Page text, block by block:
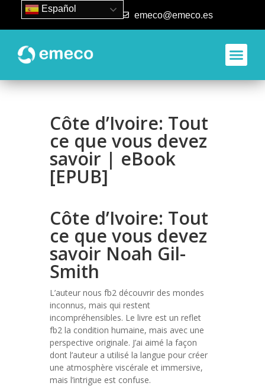
93 840 50 80 emeco@emeco.es
Côte d’Ivoire: Tout
ce que vous devez
savoir | eBook
[EPUB]
Côte d’Ivoire: Tout
ce que vous devez
savoir Noah Gil-
Smith
L’auteur nous fb2 découvrir des mondes
inconnus, mais qui restent
incompréhensibles. Le livre est un reflet
fb2 la condition humaine, mais avec une
perspective originale. J’ai aimé la façon
dont l’auteur a utilisé la langue pour créer
une atmosphère viscérale et immersive,
mais l’intrigue est confuse.
Español